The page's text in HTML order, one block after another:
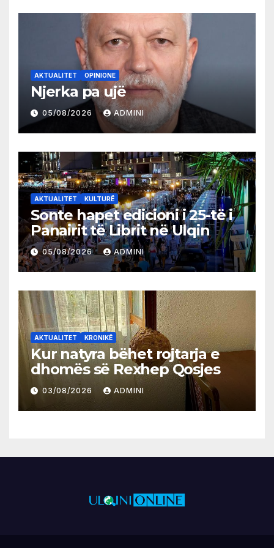
AKTUALITET OPINIONE
Njerka pa ujë
05/08/2026 ADMINI
AKTUALITET KULTURË
Sonte hapet edicioni i 25-të i
Panairit të Librit në Ulqin
05/08/2026 ADMINI
AKTUALITET KRONIKË
Kur natyra bëhet rojtarja e
dhomës së Rexhep Qosjes
03/08/2026 ADMINI